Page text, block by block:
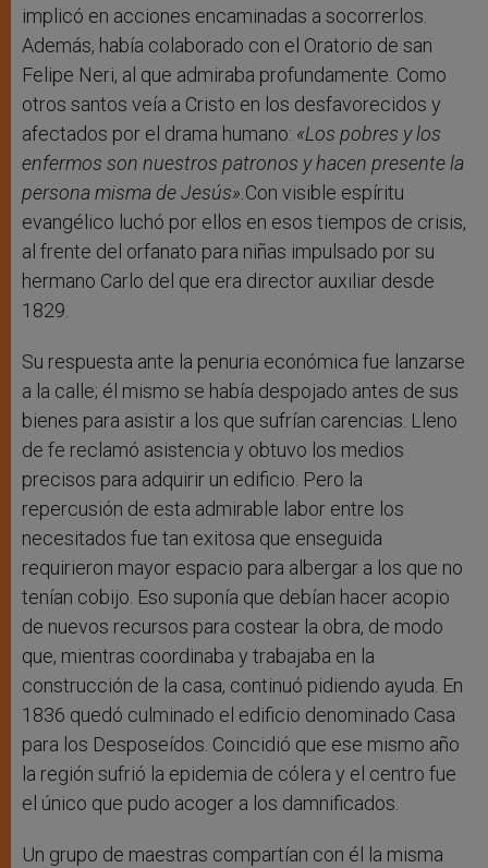
implicó en acciones encaminadas a socorrerlos.
Además, había colaborado con el Oratorio de san
Felipe Neri, al que admiraba profundamente. Como
otros santos veía a Cristo en los desfavorecidos y
afectados por el drama humano: «Los pobres y los
enfermos son nuestros patronos y hacen presente la
persona misma de Jesús».Con visible espíritu
evangélico luchó por ellos en esos tiempos de crisis,
al frente del orfanato para niñas impulsado por su
hermano Carlo del que era director auxiliar desde
1829.
Su respuesta ante la penuria económica fue lanzarse
a la calle; él mismo se había despojado antes de sus
bienes para asistir a los que sufrían carencias. Lleno
de fe reclamó asistencia y obtuvo los medios
precisos para adquirir un edificio. Pero la
repercusión de esta admirable labor entre los
necesitados fue tan exitosa que enseguida
requirieron mayor espacio para albergar a los que no
tenían cobijo. Eso suponía que debían hacer acopio
de nuevos recursos para costear la obra, de modo
que, mientras coordinaba y trabajaba en la
construcción de la casa, continuó pidiendo ayuda. En
1836 quedó culminado el edificio denominado Casa
para los Desposeídos. Coincidió que ese mismo año
la región sufrió la epidemia de cólera y el centro fue
el único que pudo acoger a los damnificados.
Un grupo de maestras compartían con él la misma